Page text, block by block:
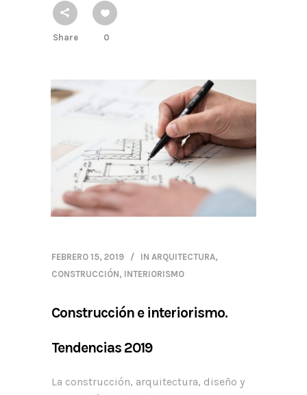
Share 0
FEBRERO 15, 2019 IN ARQUITECTURA,
CONSTRUCCIÓN, INTERIORISMO
Construcción e interiorismo.
Tendencias 2019
La construcción, arquitectura, diseño y